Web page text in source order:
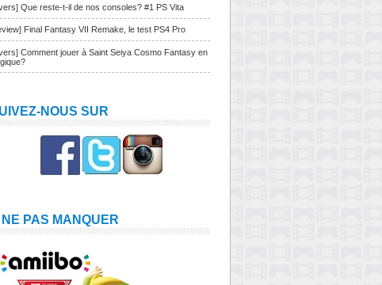
Que reste-t-il de nos consoles? #1 PS Vita
Final Fantasy VII Remake, le test PS4 Pro
Comment jouer à Saint Seiya Cosmo Fantasy en
NOUS SUR
PAS MANQUER